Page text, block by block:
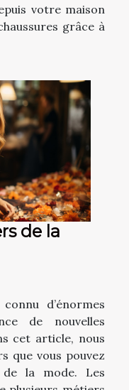
votre maison
grâce à
de la
d’énormes
de nouvelles
cet article, nous
que vous pouvez
la mode. Les